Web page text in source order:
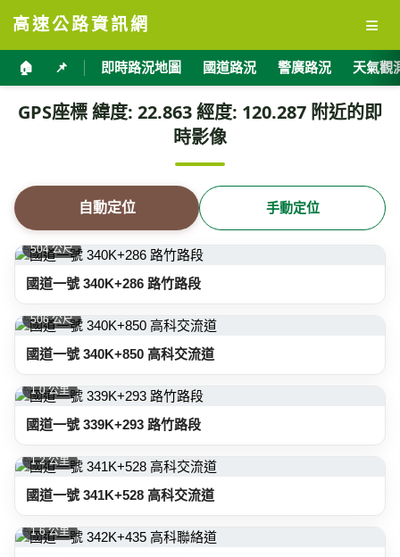
高速公路資訊網 ≡
🏠 📌 即時路況地圖 國道路況 警廣路況 天氣觀
GPS座標 緯度: 22.863 經度: 120.287 附近的即
時影像
自動定位 手動定位
504 公尺
國道一號 340K+286 路竹路段
506 公尺
國道一號 340K+850 高科交流道
1.0 公里
國道一號 339K+293 路竹路段
1.2 公里
國道一號 341K+528 高科交流道
1.6 公里